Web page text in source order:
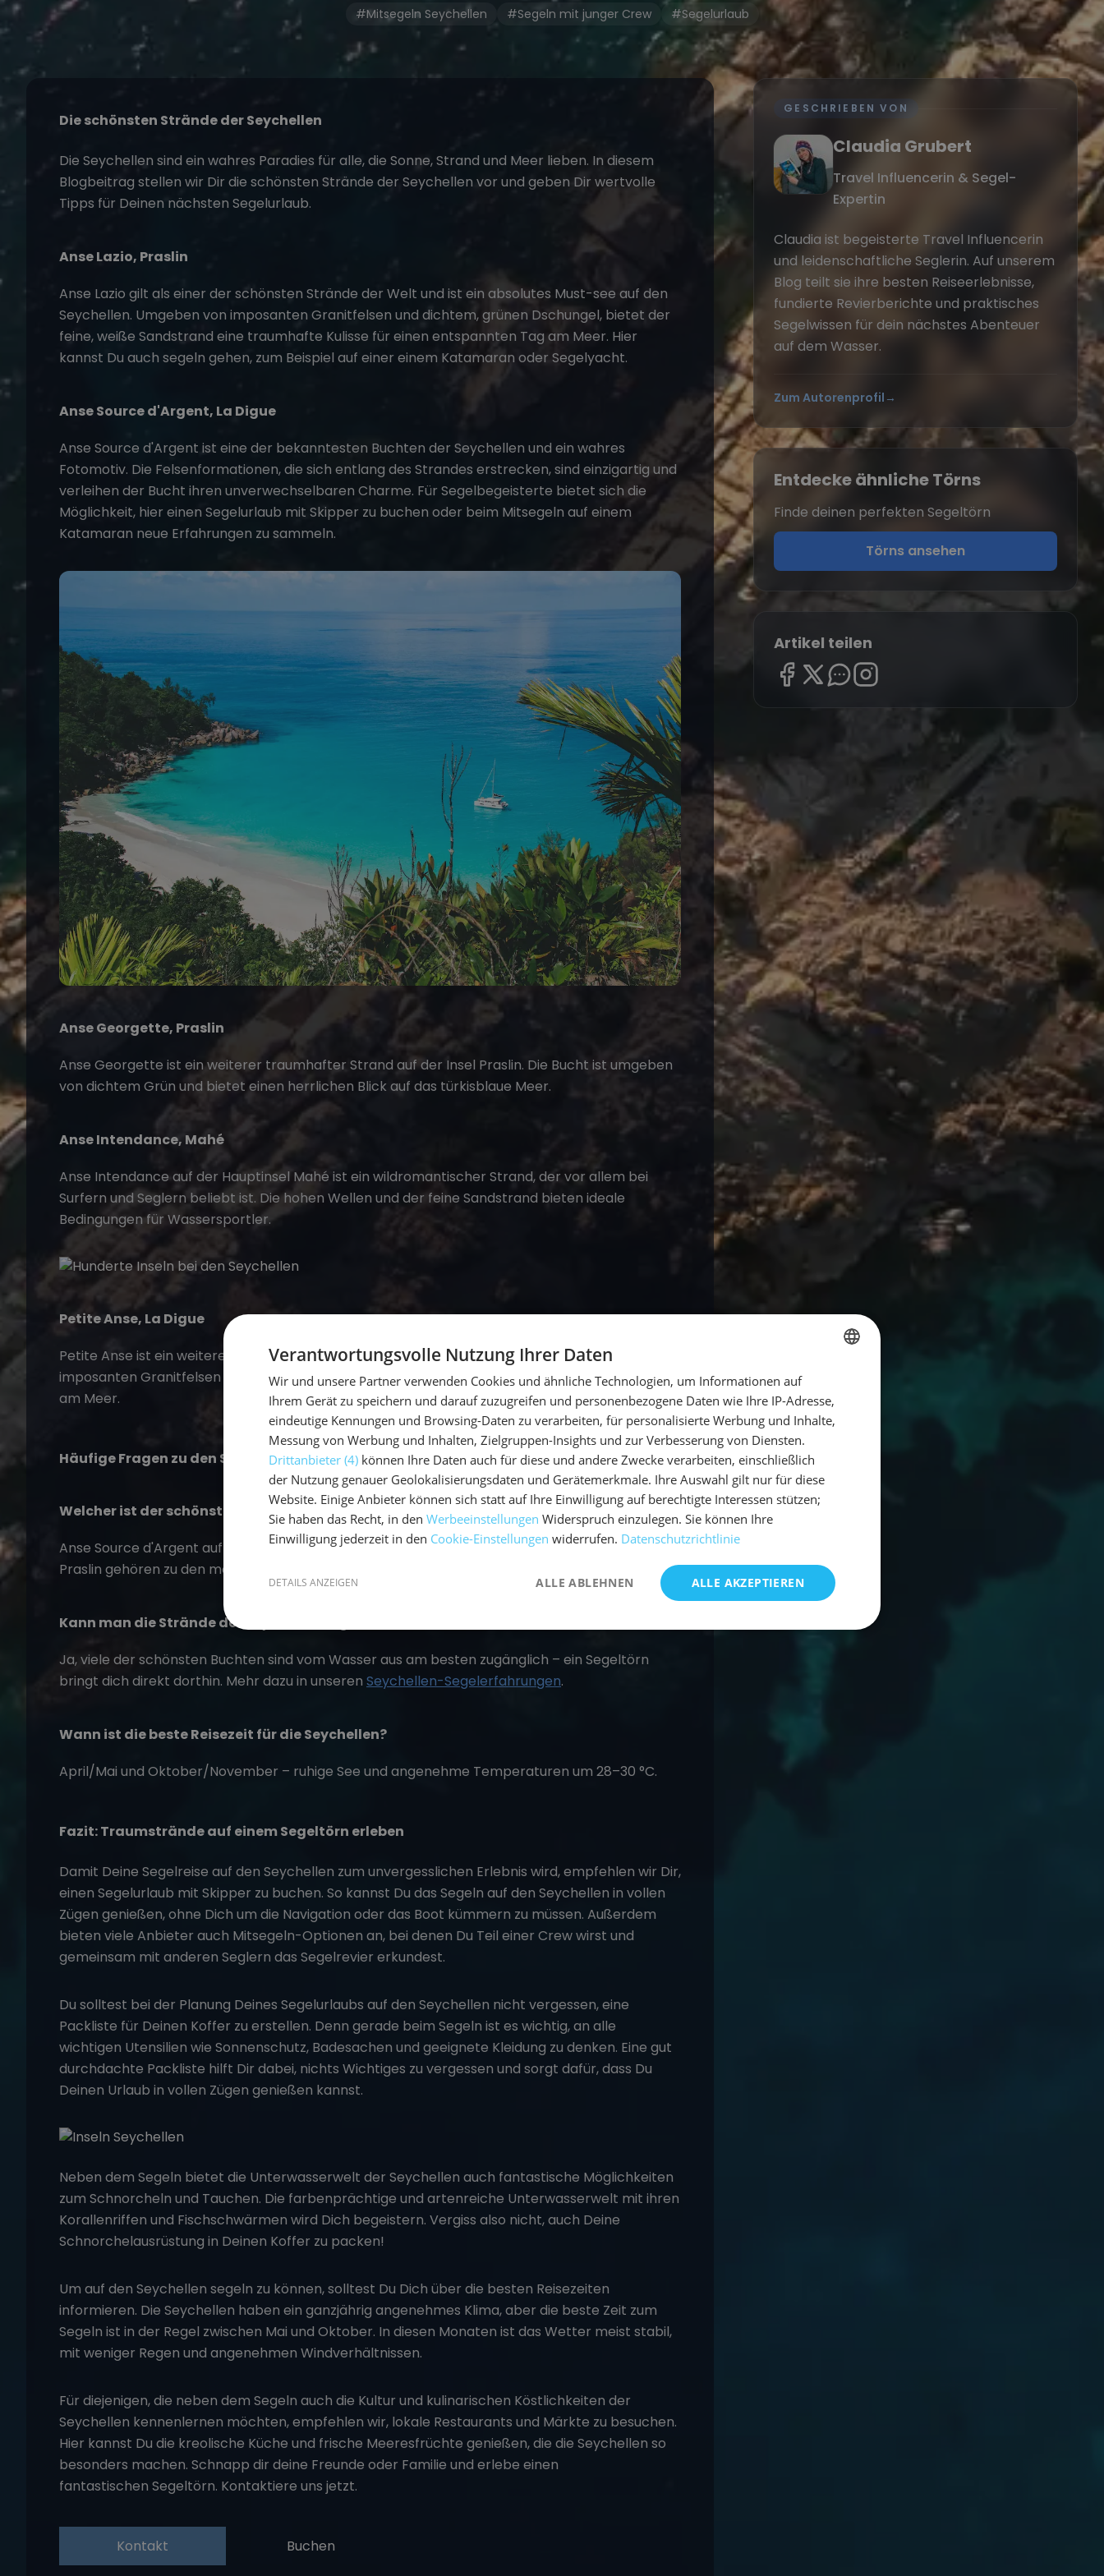
#Mitsegeln Seychellen #Segeln mit junger Crew #Segelurlaub
Die schönsten Strände der Seychellen
Die Seychellen sind ein wahres Paradies für alle, die Sonne, Strand und Meer lieben. In diesem
Blogbeitrag stellen wir Dir die schönsten Strände der Seychellen vor und geben Dir wertvolle
Tipps für Deinen nächsten Segelurlaub.
Anse Lazio, Praslin
Anse Lazio gilt als einer der schönsten Strände der Welt und ist ein absolutes Must-see auf den
Seychellen. Umgeben von imposanten Granitfelsen und dichtem, grünen Dschungel, bietet der
feine, weiße Sandstrand eine traumhafte Kulisse für einen entspannten Tag am Meer. Hier
kannst Du auch segeln gehen, zum Beispiel auf einer einem Katamaran oder Segelyacht.
Anse Source d'Argent, La Digue
Anse Source d'Argent ist eine der bekanntesten Buchten der Seychellen und ein wahres
Fotomotiv. Die Felsenformationen, die sich entlang des Strandes erstrecken, sind einzigartig und
verleihen der Bucht ihren unverwechselbaren Charme. Für Segelbegeisterte bietet sich die
Möglichkeit, hier einen Segelurlaub mit Skipper zu buchen oder beim Mitsegeln auf einem
Katamaran neue Erfahrungen zu sammeln.
Anse Georgette, Praslin
Anse Georgette ist ein weiterer traumhafter Strand auf der Insel Praslin. Die Bucht ist umgeben
von dichtem Grün und bietet einen herrlichen Blick auf das türkisblaue Meer.
Anse Intendance, Mahé
Anse Intendance auf der Hauptinsel Mahé ist ein wildromantischer Strand, der vor allem bei
Surfern und Seglern beliebt ist. Die hohen Wellen und der feine Sandstrand bieten ideale
Bedingungen für Wassersportler.
Petite Anse, La Digue
Petite Anse ist ein weiterer malerischer Strand auf der Insel La Digue. Die kleine Bucht ist von
imposanten Granitfelsen umgeben und bietet eine ruhige Atmosphäre für entspannte Stunden
am Meer.
Häufige Fragen zu den Stränden der Seychellen
Welcher ist der schönste Strand der Seychellen?
Anse Source d'Argent auf La Digue mit ihren rosafarbenen Granitfelsen und Anse Lazio auf
Praslin gehören zu den meistfotografierten Stränden der Welt.
Kann man die Strände der Seychellen segelnd erreichen?
Ja, viele der schönsten Buchten sind vom Wasser aus am besten zugänglich – ein Segeltörn
bringt dich direkt dorthin. Mehr dazu in unseren Seychellen-Segelerfahrungen.
Wann ist die beste Reisezeit für die Seychellen?
April/Mai und Oktober/November – ruhige See und angenehme Temperaturen um 28–30 °C.
Fazit: Traumstrände auf einem Segeltörn erleben
Damit Deine Segelreise auf den Seychellen zum unvergesslichen Erlebnis wird, empfehlen wir Dir,
einen Segelurlaub mit Skipper zu buchen. So kannst Du das Segeln auf den Seychellen in vollen
Zügen genießen, ohne Dich um die Navigation oder das Boot kümmern zu müssen. Außerdem
bieten viele Anbieter auch Mitsegeln-Optionen an, bei denen Du Teil einer Crew wirst und
gemeinsam mit anderen Seglern das Segelrevier erkundest.
Du solltest bei der Planung Deines Segelurlaubs auf den Seychellen nicht vergessen, eine
Packliste für Deinen Koffer zu erstellen. Denn gerade beim Segeln ist es wichtig, an alle
wichtigen Utensilien wie Sonnenschutz, Badesachen und geeignete Kleidung zu denken. Eine gut
durchdachte Packliste hilft Dir dabei, nichts Wichtiges zu vergessen und sorgt dafür, dass Du
Deinen Urlaub in vollen Zügen genießen kannst.
Neben dem Segeln bietet die Unterwasserwelt der Seychellen auch fantastische Möglichkeiten
zum Schnorcheln und Tauchen. Die farbenprächtige und artenreiche Unterwasserwelt mit ihren
Korallenriffen und Fischschwärmen wird Dich begeistern. Vergiss also nicht, auch Deine
Schnorchelausrüstung in Deinen Koffer zu packen!
Um auf den Seychellen segeln zu können, solltest Du Dich über die besten Reisezeiten
informieren. Die Seychellen haben ein ganzjährig angenehmes Klima, aber die beste Zeit zum
Segeln ist in der Regel zwischen Mai und Oktober. In diesen Monaten ist das Wetter meist stabil,
mit weniger Regen und angenehmen Windverhältnissen.
Für diejenigen, die neben dem Segeln auch die Kultur und kulinarischen Köstlichkeiten der
Seychellen kennenlernen möchten, empfehlen wir, lokale Restaurants und Märkte zu besuchen.
Hier kannst Du die kreolische Küche und frische Meeresfrüchte genießen, die die Seychellen so
besonders machen. Schnapp dir deine Freunde oder Familie und erlebe einen
fantastischen Segeltörn. Kontaktiere uns jetzt.
Kontakt Buchen
GESCHRIEBEN VON
Claudia Grubert
Travel Influencerin & Segel-
Expertin
Claudia ist begeisterte Travel Influencerin
und leidenschaftliche Seglerin. Auf unserem
Blog teilt sie ihre besten Reiseerlebnisse,
fundierte Revierberichte und praktisches
Segelwissen für dein nächstes Abenteuer
auf dem Wasser.
Zum Autorenprofil →
Entdecke ähnliche Törns
Finde deinen perfekten Segeltörn
Törns ansehen
Artikel teilen
GERMAN
Verantwortungsvolle Nutzung Ihrer Daten
Wir und unsere Partner verwenden Cookies und ähnliche Technologien, um Informationen auf
Ihrem Gerät zu speichern und darauf zuzugreifen und personenbezogene Daten wie Ihre IP-Adresse,
eindeutige Kennungen und Browsing-Daten zu verarbeiten, für personalisierte Werbung und Inhalte,
Messung von Werbung und Inhalten, Zielgruppen-Insights und zur Verbesserung von Diensten.
Drittanbieter (4) können Ihre Daten auch für diese und andere Zwecke verarbeiten, einschließlich
der Nutzung genauer Geolokalisierungsdaten und Gerätemerkmale. Ihre Auswahl gilt nur für diese
Website. Einige Anbieter können sich statt auf Ihre Einwilligung auf berechtigte Interessen stützen;
Sie haben das Recht, in den Werbeeinstellungen Widerspruch einzulegen. Sie können Ihre
Einwilligung jederzeit in den Cookie-Einstellungen widerrufen. Datenschutzrichtlinie
ALLE AKZEPTIEREN
ALLE ABLEHNEN
DETAILS ANZEIGEN